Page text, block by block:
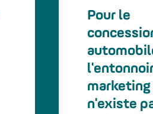
Pour le
marketing
n'existe